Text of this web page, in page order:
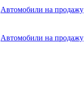
Автомобили на продажу
Автомобили на продажу